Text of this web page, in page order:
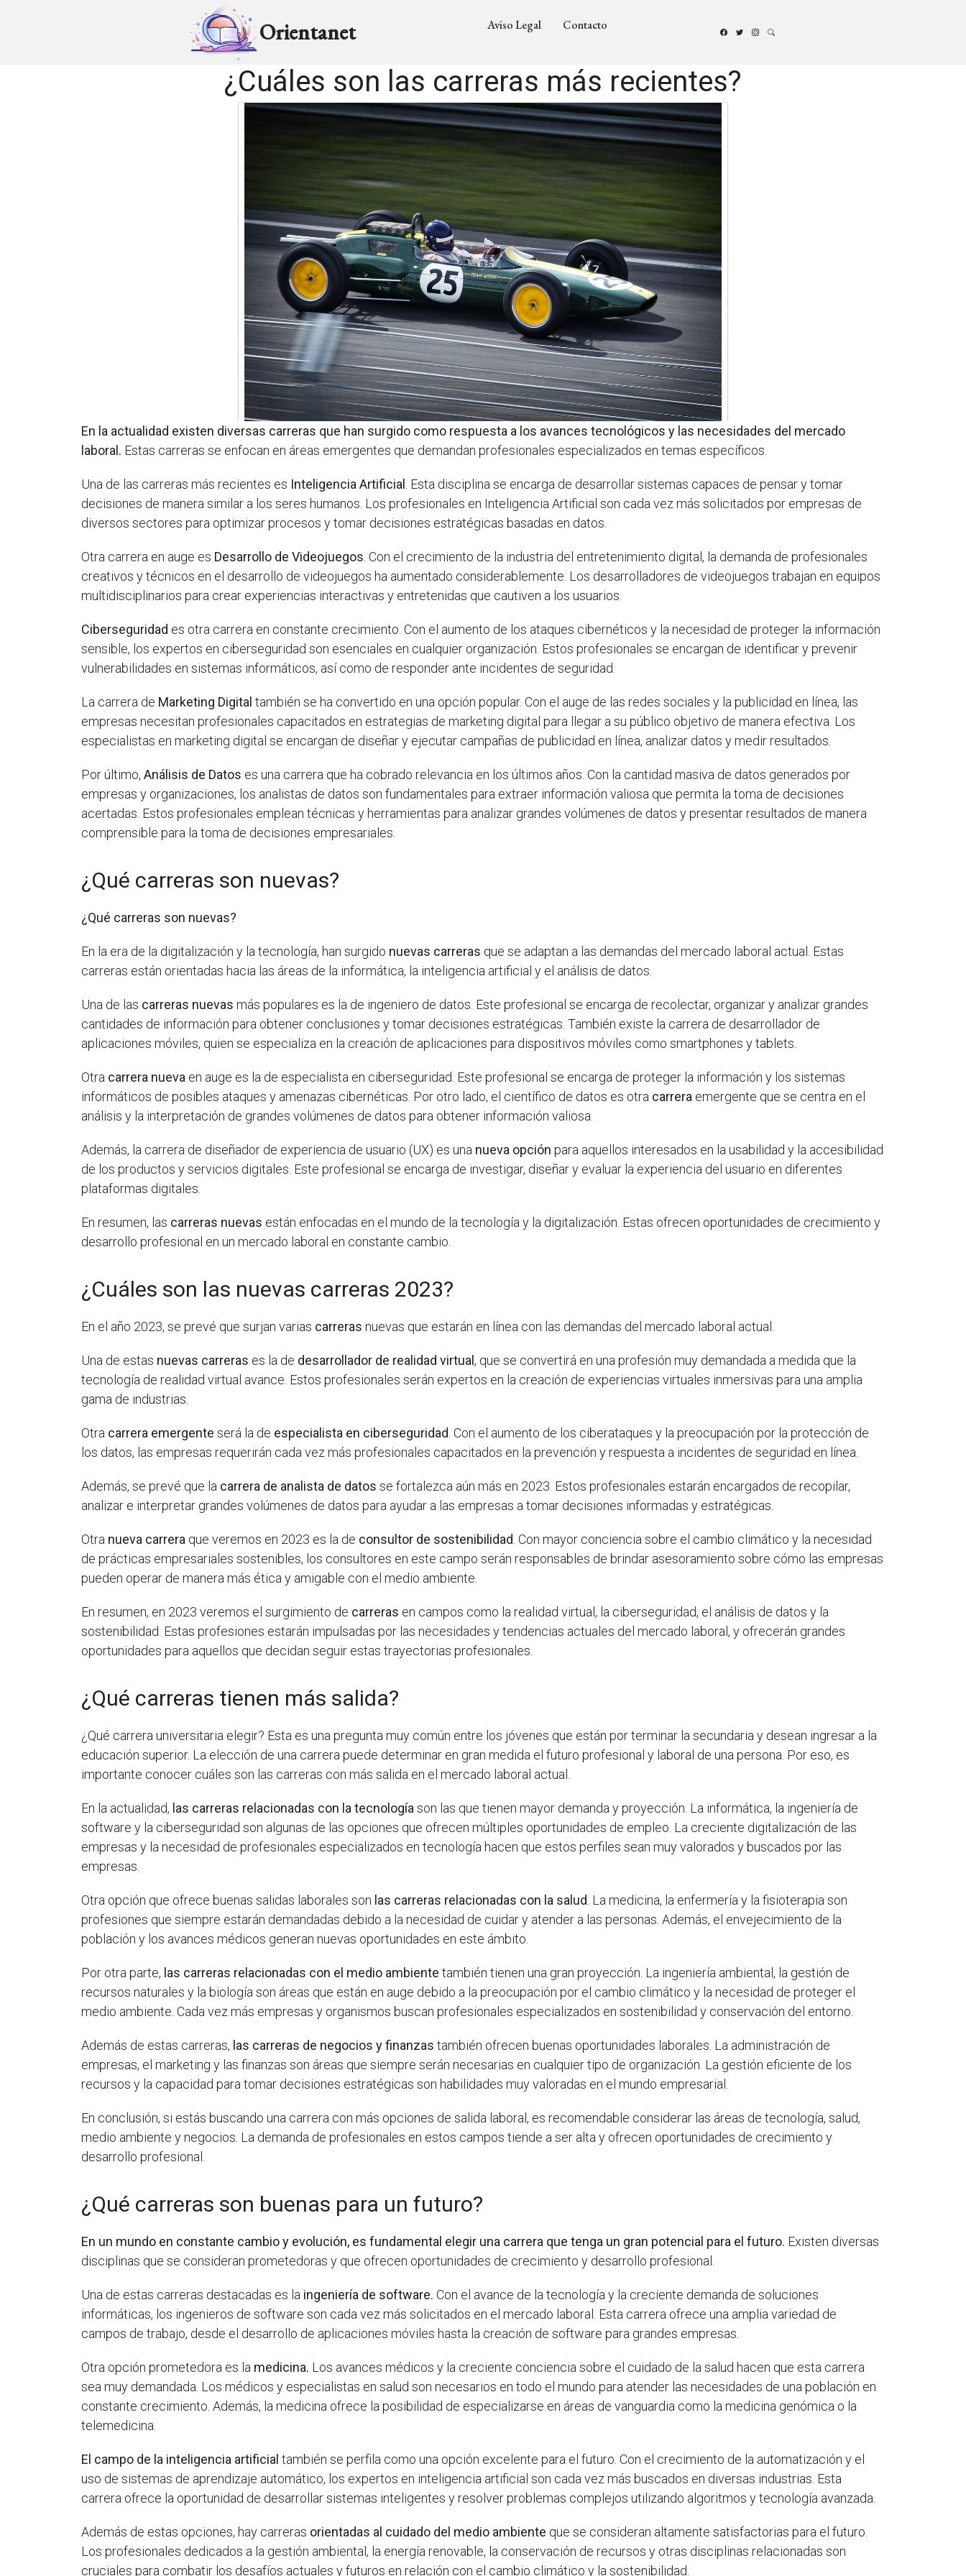
Orientanet Aviso Legal Contacto
¿Cuáles son las carreras más recientes?
En la actualidad existen diversas carreras que han surgido como respuesta a los avances tecnológicos y las necesidades del mercado
laboral. Estas carreras se enfocan en áreas emergentes que demandan profesionales especializados en temas específicos.
Una de las carreras más recientes es Inteligencia Artificial . Esta disciplina se encarga de desarrollar sistemas capaces de pensar y tomar
decisiones de manera similar a los seres humanos. Los profesionales en Inteligencia Artificial son cada vez más solicitados por empresas de
diversos sectores para optimizar procesos y tomar decisiones estratégicas basadas en datos.
Otra carrera en auge es Desarrollo de Videojuegos. Con el crecimiento de la industria del entretenimiento digital, la demanda de profesionales
creativos y técnicos en el desarrollo de videojuegos ha aumentado considerablemente. Los desarrolladores de videojuegos trabajan en equipos
multidisciplinarios para crear experiencias interactivas y entretenidas que cautiven a los usuarios.
Ciberseguridad es otra carrera en constante crecimiento. Con el aumento de los ataques cibernéticos y la necesidad de proteger la información
sensible, los expertos en ciberseguridad son esenciales en cualquier organización. Estos profesionales se encargan de identificar y prevenir
vulnerabilidades en sistemas informáticos, así como de responder ante incidentes de seguridad.
La carrera de Marketing Digital también se ha convertido en una opción popular. Con el auge de las redes sociales y la publicidad en línea, las
empresas necesitan profesionales capacitados en estrategias de marketing digital para llegar a su público objetivo de manera efectiva. Los
especialistas en marketing digital se encargan de diseñar y ejecutar campañas de publicidad en línea, analizar datos y medir resultados.
Por último,Análisis de Datos es una carrera que ha cobrado relevancia en los últimos años. Con la cantidad masiva de datos generados por
empresas y organizaciones, los analistas de datos son fundamentales para extraer información valiosa que permita la toma de decisiones
acertadas. Estos profesionales emplean técnicas y herramientas para analizar grandes volúmenes de datos y presentar resultados de manera
comprensible para la toma de decisiones empresariales.
¿Qué carreras son nuevas?
¿Qué carreras son nuevas?
En la era de la digitalización y la tecnología, han surgido nuevas carreras que se adaptan a las demandas del mercado laboral actual. Estas
carreras están orientadas hacia las áreas de la informática, la inteligencia artificial y el análisis de datos.
Una de las carreras nuevas más populares es la de ingeniero de datos. Este profesional se encarga de recolectar, organizar y analizar grandes
cantidades de información para obtener conclusiones y tomar decisiones estratégicas. También existe la carrera de desarrollador de
aplicaciones móviles, quien se especializa en la creación de aplicaciones para dispositivos móviles como smartphones y tablets.
Otra carrera nueva en auge es la de especialista en ciberseguridad. Este profesional se encarga de proteger la información y los sistemas
informáticos de posibles ataques y amenazas cibernéticas. Por otro lado, el científico de datos es otra carrera emergente que se centra en el
análisis y la interpretación de grandes volúmenes de datos para obtener información valiosa.
Además, la carrera de diseñador de experiencia de usuario (UX) es una nueva opción para aquellos interesados en la usabilidad y la accesibilidad
de los productos y servicios digitales. Este profesional se encarga de investigar, diseñar y evaluar la experiencia del usuario en diferentes
plataformas digitales.
En resumen, las carreras nuevas están enfocadas en el mundo de la tecnología y la digitalización. Estas ofrecen oportunidades de crecimiento y
desarrollo profesional en un mercado laboral en constante cambio.
¿Cuáles son las nuevas carreras 2023?
En el año 2023, se prevé que surjan varias carreras nuevas que estarán en línea con las demandas del mercado laboral actual.
Una de estas nuevas carreras es la de desarrollador de realidad virtual, que se convertirá en una profesión muy demandada a medida que la
tecnología de realidad virtual avance. Estos profesionales serán expertos en la creación de experiencias virtuales inmersivas para una amplia
gama de industrias.
Otra carrera emergente será la de especialista en ciberseguridad. Con el aumento de los ciberataques y la preocupación por la protección de
los datos, las empresas requerirán cada vez más profesionales capacitados en la prevención y respuesta a incidentes de seguridad en línea.
Además, se prevé que la carrera de analista de datos se fortalezca aún más en 2023. Estos profesionales estarán encargados de recopilar,
analizar e interpretar grandes volúmenes de datos para ayudar a las empresas a tomar decisiones informadas y estratégicas.
Otra nueva carrera que veremos en 2023 es la de consultor de sostenibilidad. Con mayor conciencia sobre el cambio climático y la necesidad
de prácticas empresariales sostenibles, los consultores en este campo serán responsables de brindar asesoramiento sobre cómo las empresas
pueden operar de manera más ética y amigable con el medio ambiente.
En resumen, en 2023 veremos el surgimiento de carreras en campos como la realidad virtual, la ciberseguridad, el análisis de datos y la
sostenibilidad. Estas profesiones estarán impulsadas por las necesidades y tendencias actuales del mercado laboral, y ofrecerán grandes
oportunidades para aquellos que decidan seguir estas trayectorias profesionales.
¿Qué carreras tienen más salida?
¿Qué carrera universitaria elegir? Esta es una pregunta muy común entre los jóvenes que están por terminar la secundaria y desean ingresar a la
educación superior. La elección de una carrera puede determinar en gran medida el futuro profesional y laboral de una persona. Por eso, es
importante conocer cuáles son las carreras con más salida en el mercado laboral actual.
En la actualidad, las carreras relacionadas con la tecnologíason las que tienen mayor demanda y proyección. La informática, la ingeniería de
software y la ciberseguridad son algunas de las opciones que ofrecen múltiples oportunidades de empleo. La creciente digitalización de las
empresas y la necesidad de profesionales especializados en tecnología hacen que estos perfiles sean muy valorados y buscados por las
empresas.
Otra opción que ofrece buenas salidas laborales son las carreras relacionadas con la salud. La medicina, la enfermería y la fisioterapia son
profesiones que siempre estarán demandadas debido a la necesidad de cuidar y atender a las personas. Además, el envejecimiento de la
población y los avances médicos generan nuevas oportunidades en este ámbito.
Por otra parte, las carreras relacionadas con el medio ambiente también tienen una gran proyección. La ingeniería ambiental, la gestión de
recursos naturales y la biología son áreas que están en auge debido a la preocupación por el cambio climático y la necesidad de proteger el
medio ambiente. Cada vez más empresas y organismos buscan profesionales especializados en sostenibilidad y conservación del entorno.
Además de estas carreras, las carreras de negocios y finanzas también ofrecen buenas oportunidades laborales. La administración de
empresas, el marketing y las finanzas son áreas que siempre serán necesarias en cualquier tipo de organización. La gestión eficiente de los
recursos y la capacidad para tomar decisiones estratégicas son habilidades muy valoradas en el mundo empresarial.
En conclusión, si estás buscando una carrera con más opciones de salida laboral, es recomendable considerar las áreas de tecnología, salud,
medio ambiente y negocios. La demanda de profesionales en estos campos tiende a ser alta y ofrecen oportunidades de crecimiento y
desarrollo profesional.
¿Qué carreras son buenas para un futuro?
En un mundo en constante cambio y evolución, es fundamental elegir una carrera que tenga un gran potencial para el futuro. Existen diversas
disciplinas que se consideran prometedoras y que ofrecen oportunidades de crecimiento y desarrollo profesional.
Una de estas carreras destacadas es la ingeniería de software. Con el avance de la tecnología y la creciente demanda de soluciones
informáticas, los ingenieros de software son cada vez más solicitados en el mercado laboral. Esta carrera ofrece una amplia variedad de
campos de trabajo, desde el desarrollo de aplicaciones móviles hasta la creación de software para grandes empresas.
Otra opción prometedora es la medicina. Los avances médicos y la creciente conciencia sobre el cuidado de la salud hacen que esta carrera
sea muy demandada. Los médicos y especialistas en salud son necesarios en todo el mundo para atender las necesidades de una población en
constante crecimiento. Además, la medicina ofrece la posibilidad de especializarse en áreas de vanguardia como la medicina genómica o la
telemedicina.
El campo de la inteligencia artificial también se perfila como una opción excelente para el futuro. Con el crecimiento de la automatización y el
uso de sistemas de aprendizaje automático, los expertos en inteligencia artificial son cada vez más buscados en diversas industrias. Esta
carrera ofrece la oportunidad de desarrollar sistemas inteligentes y resolver problemas complejos utilizando algoritmos y tecnología avanzada.
Además de estas opciones, hay carreras orientadas al cuidado del medio ambiente que se consideran altamente satisfactorias para el futuro.
Los profesionales dedicados a la gestión ambiental, la energía renovable, la conservación de recursos y otras disciplinas relacionadas son
cruciales para combatir los desafíos actuales y futuros en relación con el cambio climático y la sostenibilidad.